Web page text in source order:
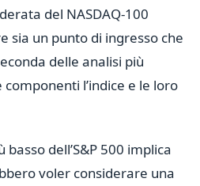
del NASDAQ-100
sia un punto di ingresso che
delle analisi più
l’indice e le loro
dell’S&P 500 implica
voler considerare una